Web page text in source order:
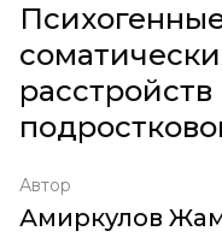
Автор
Амиркулов